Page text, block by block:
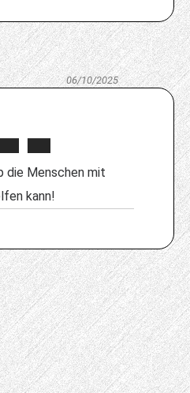
06/10/2025
die Menschen mit
kann!